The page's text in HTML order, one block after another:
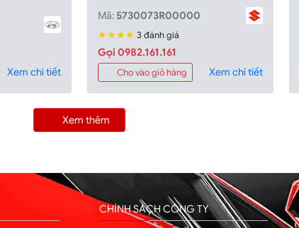
Xem chi tiết
Mã: 5730073R00000
★★★★ 3 đánh giá
Gọi 0982.161.161
Cho vào giỏ hàng Xem chi tiết
Xem thêm
CHÍNH SÁCH CÔNG TY